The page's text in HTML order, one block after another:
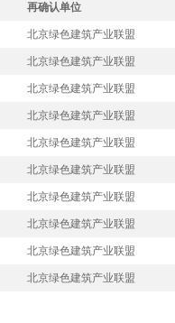
再确认单位
北京绿色建筑产业联盟
北京绿色建筑产业联盟
北京绿色建筑产业联盟
北京绿色建筑产业联盟
北京绿色建筑产业联盟
北京绿色建筑产业联盟
北京绿色建筑产业联盟
北京绿色建筑产业联盟
北京绿色建筑产业联盟
北京绿色建筑产业联盟